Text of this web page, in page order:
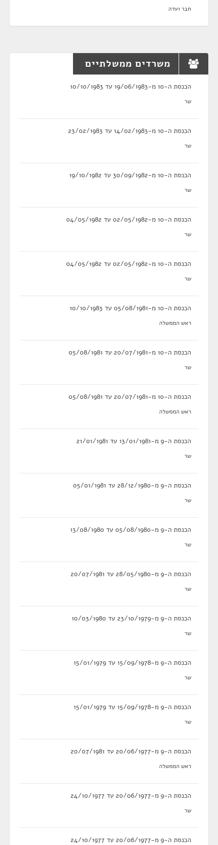
חבר ועדה
משרדים ממשלתיים
הכנסת ה-10 מ-19/06/1983 עד 10/10/1983
שר
הכנסת ה-10 מ-14/02/1983 עד 23/02/1983
שר
הכנסת ה-10 מ-30/09/1982 עד 19/10/1982
שר
הכנסת ה-10 מ-02/05/1982 עד 04/05/1982
שר
הכנסת ה-10 מ-02/05/1982 עד 04/05/1982
שר
הכנסת ה-10 מ-05/08/1981 עד 10/10/1983
ראש הממשלה
הכנסת ה-10 מ-20/07/1981 עד 05/08/1981
שר
הכנסת ה-10 מ-20/07/1981 עד 05/08/1981
ראש הממשלה
הכנסת ה-9 מ-13/01/1981 עד 21/01/1981
שר
הכנסת ה-9 מ-28/12/1980 עד 05/01/1981
שר
הכנסת ה-9 מ-05/08/1980 עד 13/08/1980
שר
הכנסת ה-9 מ-28/05/1980 עד 20/07/1981
שר
הכנסת ה-9 מ-23/10/1979 עד 10/03/1980
שר
הכנסת ה-9 מ-15/09/1978 עד 15/01/1979
שר
הכנסת ה-9 מ-15/09/1978 עד 15/01/1979
שר
הכנסת ה-9 מ-20/06/1977 עד 20/07/1981
ראש הממשלה
הכנסת ה-9 מ-20/06/1977 עד 24/10/1977
שר
הכנסת ה-9 מ-20/06/1977 עד 24/10/1977